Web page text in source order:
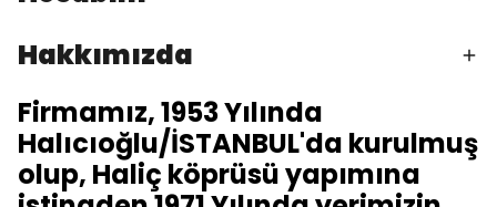
Hakkımızda
Firmamız, 1953 Yılında
Halıcıoğlu/İSTANBUL'da kurulmuş
olup, Haliç köprüsü yapımına